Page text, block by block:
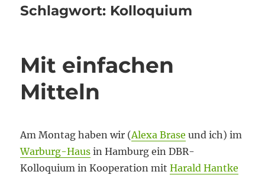
Schlagwort: Kolloquium
Mit einfachen
Mitteln
Am Montag haben wir (Alexa Brase und ich) im
Warburg-Haus in Hamburg ein DBR-
Kolloquium in Kooperation mitHarald Hantke